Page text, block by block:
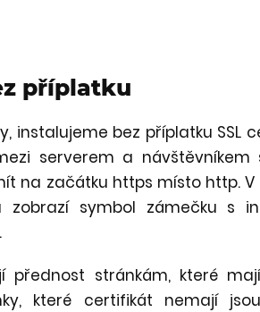
příplatku
instalujeme bez příplatku SSL
serverem a návštěvníkem
na začátku https místo http. V
symbol zámečku s
přednost stránkám, které
které certifikát nemají